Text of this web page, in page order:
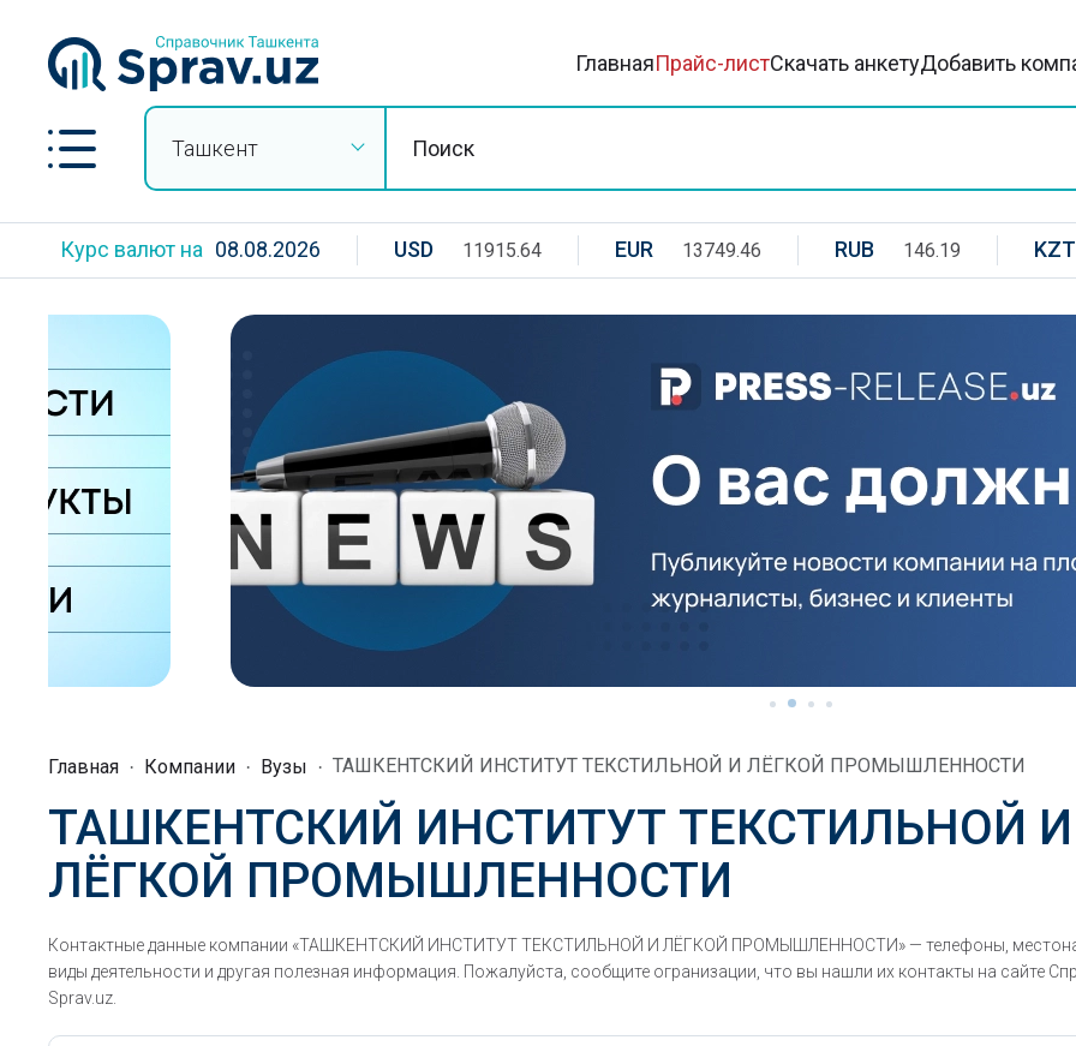
ГлавнаяПрайс-листСкачать анкетуДобавить
Ташкент
Курс валют на 08.08.2026 USD 11915.64 EUR 13749.46 RUB 146.19 KZT
Главная Компании Вузы ТАШКЕНТСКИЙ ИНСТИТУТ ТЕКСТИЛЬНОЙ И ЛЁГКОЙ ПРОМЫШЛЕННОСТИ
ТАШКЕНТСКИЙ ИНСТИТУТ ТЕКСТИЛЬНОЙ И
ЛЁГКОЙ ПРОМЫШЛЕННОСТИ
Контактные данные компании «ТАШКЕНТСКИЙ ИНСТИТУТ ТЕКСТИЛЬНОЙ И ЛЁГКОЙ ПРОМЫШЛЕННОСТИ» — телефоны,
виды деятельности и другая полезная информация. Пожалуйста, сообщите огранизации, что вы нашли их контакты на сайте
Sprav.uz.